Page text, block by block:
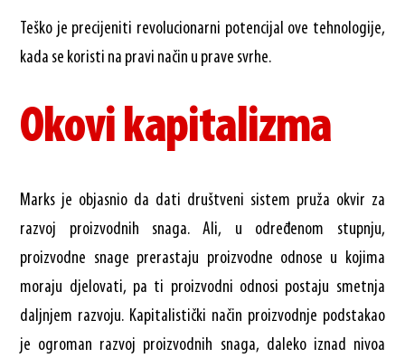
Teško je precijeniti revolucionarni potencijal ove tehnologije,
kada se koristi na pravi način u prave svrhe.
Okovi kapitalizma
Marks je objasnio da dati društveni sistem pruža okvir za
razvoj proizvodnih snaga. Ali, u određenom stupnju,
proizvodne snage prerastaju proizvodne odnose u kojima
moraju djelovati, pa ti proizvodni odnosi postaju smetnja
daljnjem razvoju. Kapitalistički način proizvodnje podstakao
je ogroman razvoj proizvodnih snaga, daleko iznad nivoa